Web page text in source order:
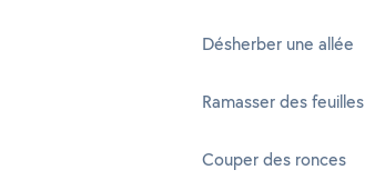
Désherber une allée
Ramasser des feuilles
Couper des ronces